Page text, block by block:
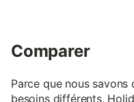
Comparer
Parce que nous
besoins différents,